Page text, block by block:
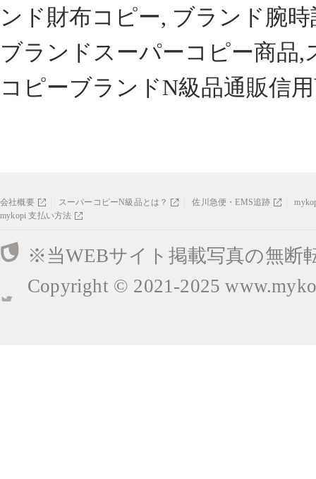
ンド財布コピー, ブランド腕
ブランドスーパーコピー商品
コピーブランドN級品通販信
会社概要 スーパーコピーN級品とは？ 佐川急便・EMS追跡
mykopi 支払い方法
※当WEBサイト掲載写真の無断
Copyright © 2021-2025